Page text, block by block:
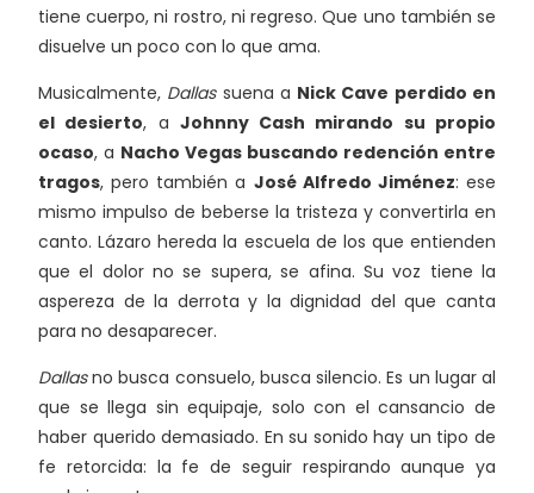
tiene cuerpo, ni rostro, ni regreso. Que uno también se
disuelve un poco con lo que ama.
Musicalmente, Dallassuena a Nick Cave perdido en
el desierto, a Johnny Cash mirando su propio
ocaso, a Nacho Vegas buscando redención entre
tragos, pero también a José Alfredo Jiménez: ese
mismo impulso de beberse la tristeza y convertirla en
canto. Lázaro hereda la escuela de los que entienden
que el dolor no se supera, se afina. Su voz tiene la
aspereza de la derrota y la dignidad del que canta
para no desaparecer.
Dallasno busca consuelo, busca silencio. Es un lugar al
que se llega sin equipaje, solo con el cansancio de
haber querido demasiado. En su sonido hay un tipo de
fe retorcida: la fe de seguir respirando aunque ya